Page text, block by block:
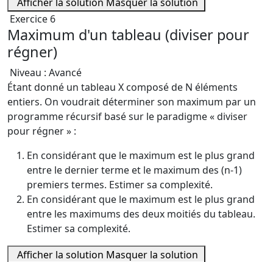
Exercice 6
Maximum d'un tableau (diviser pour
régner)
Niveau : Avancé
Étant donné un tableau X composé de N éléments
entiers. On voudrait déterminer son maximum par un
programme récursif basé sur le paradigme « diviser
pour régner » :
En considérant que le maximum est le plus grand
entre le dernier terme et le maximum des (n-1)
premiers termes. Estimer sa complexité.
En considérant que le maximum est le plus grand
entre les maximums des deux moitiés du tableau.
Estimer sa complexité.
Afficher la solution Masquer la solution